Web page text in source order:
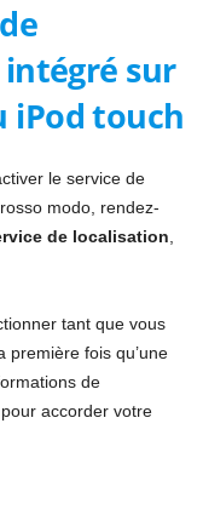
intégré sur
iPod touch
le service de
modo, rendez-
de localisation
tant que vous
première fois qu’une
de
accorder votre